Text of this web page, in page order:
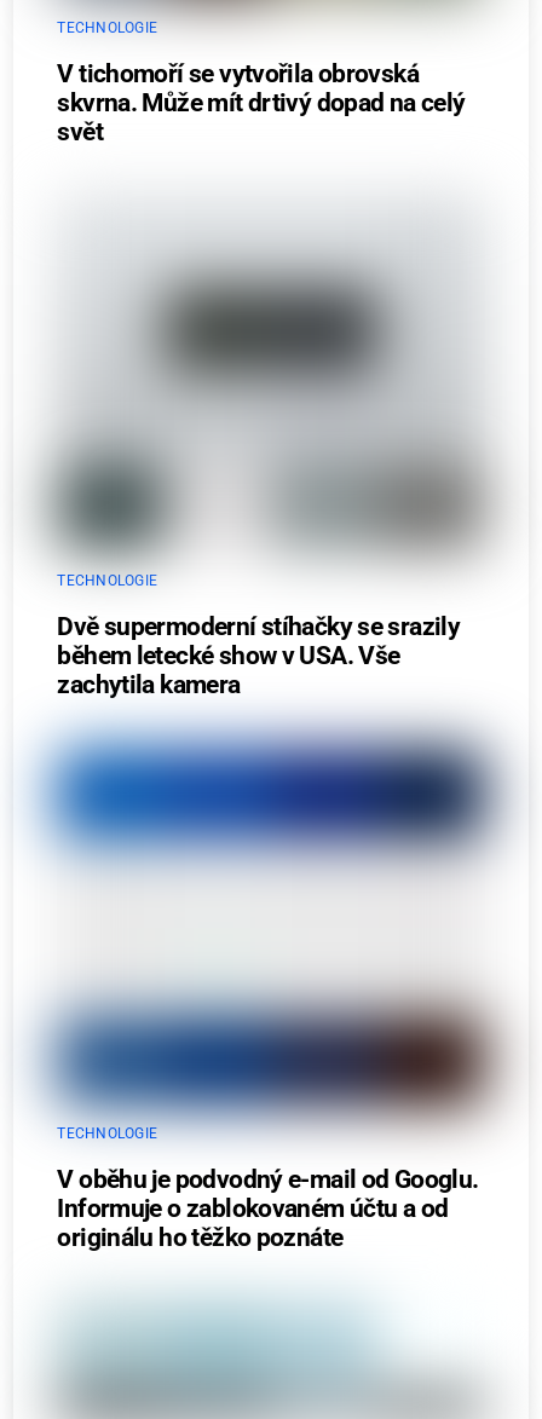
TECHNOLOGIE
V tichomoří se vytvořila obrovská
skvrna. Může mít drtivý dopad na celý
svět
TECHNOLOGIE
Dvě supermoderní stíhačky se srazily
během letecké show v USA. Vše
zachytila kamera
TECHNOLOGIE
V oběhu je podvodný e-mail od Googlu.
Informuje o zablokovaném účtu a od
originálu ho těžko poznáte